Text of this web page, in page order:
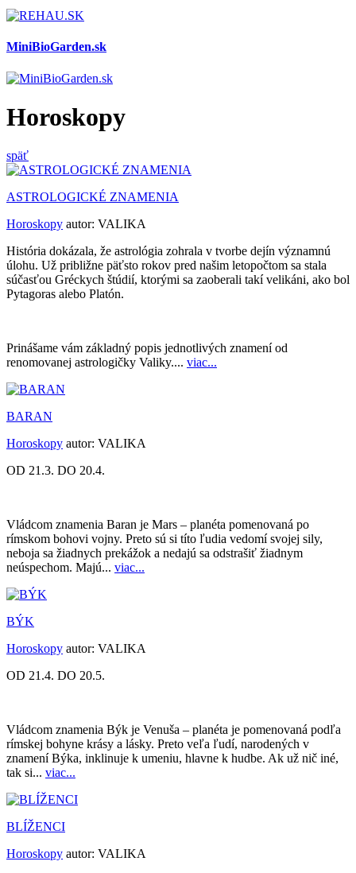
MiniBioGarden.sk
Horoskopy
späť
ASTROLOGICKÉ ZNAMENIA
Horoskopy autor: VALIKA
História dokázala, že astrológia zohrala v tvorbe dejín významnú
úlohu. Už približne päťsto rokov pred našim letopočtom sa stala
súčasťou Gréckych štúdií, ktorými sa zaoberali takí velikáni, ako bol
Pytagoras alebo Platón.
Prinášame vám základný popis jednotlivých znamení od
renomovanej astrologičky Valiky.... viac...
BARAN
Horoskopy autor: VALIKA
OD 21.3. DO 20.4.
Vládcom znamenia Baran je Mars – planéta pomenovaná po
rímskom bohovi vojny. Preto sú si títo ľudia vedomí svojej sily,
neboja sa žiadnych prekážok a nedajú sa odstrašiť žiadnym
neúspechom. Majú... viac...
BÝK
Horoskopy autor: VALIKA
OD 21.4. DO 20.5.
Vládcom znamenia Býk je Venuša – planéta je pomenovaná podľa
rímskej bohyne krásy a lásky. Preto veľa ľudí, narodených v
znamení Býka, inklinuje k umeniu, hlavne k hudbe. Ak už nič iné,
tak si... viac...
BLÍŽENCI
Horoskopy autor: VALIKA